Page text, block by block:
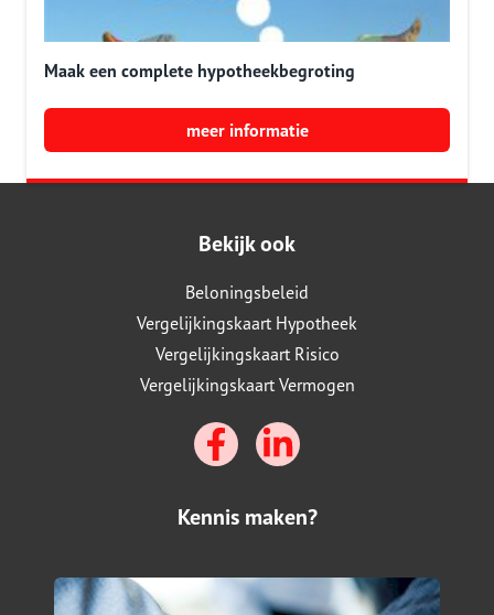
Maak een complete hypotheekbegroting
meer informatie
Bekijk ook
Beloningsbeleid
Vergelijkingskaart Hypotheek
Vergelijkingskaart Risico
Vergelijkingskaart Vermogen
Kennis maken?